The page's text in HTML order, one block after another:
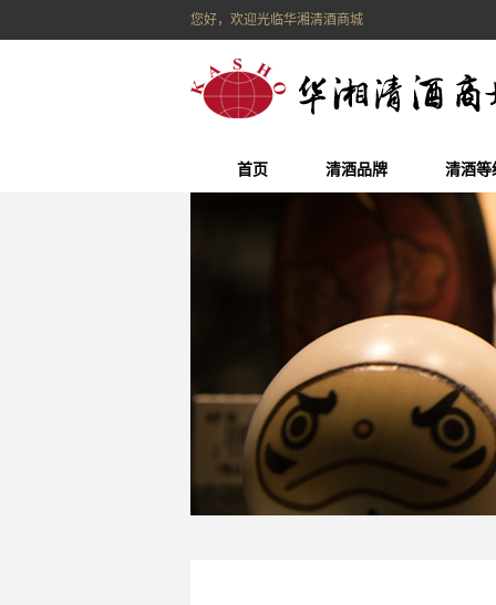
您好，欢迎光临华湘清酒商城
首页 清酒品牌 清酒等